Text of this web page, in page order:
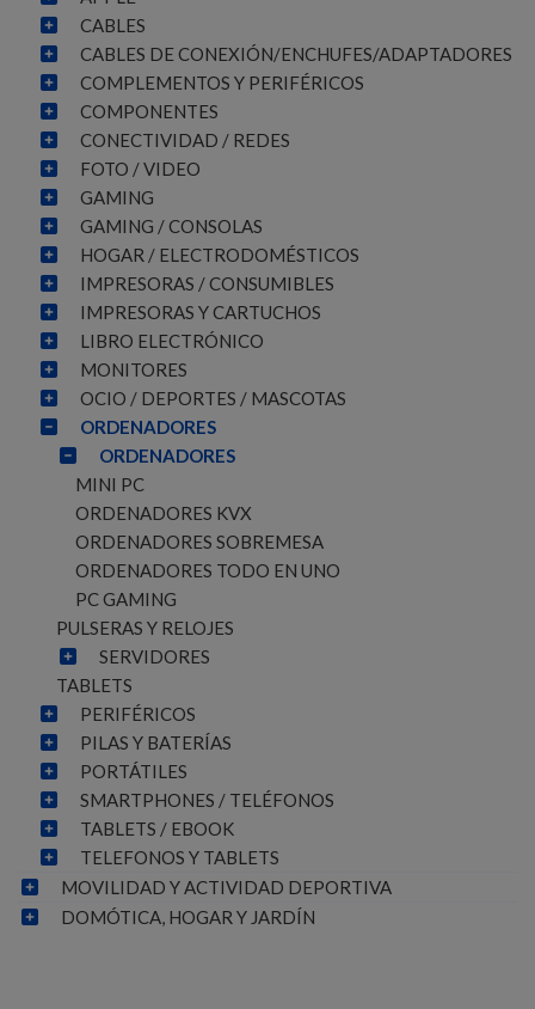
CABLES
CABLES DE CONEXIÓN/ENCHUFES/ADAPTADORES
COMPLEMENTOS Y PERIFÉRICOS
COMPONENTES
CONECTIVIDAD / REDES
FOTO / VIDEO
GAMING
GAMING / CONSOLAS
HOGAR / ELECTRODOMÉSTICOS
IMPRESORAS / CONSUMIBLES
IMPRESORAS Y CARTUCHOS
LIBRO ELECTRÓNICO
MONITORES
OCIO / DEPORTES / MASCOTAS
ORDENADORES
ORDENADORES
MINI PC
ORDENADORES KVX
ORDENADORES SOBREMESA
ORDENADORES TODO EN UNO
PC GAMING
PULSERAS Y RELOJES
SERVIDORES
TABLETS
PERIFÉRICOS
PILAS Y BATERÍAS
PORTÁTILES
SMARTPHONES / TELÉFONOS
TABLETS / EBOOK
TELEFONOS Y TABLETS
MOVILIDAD Y ACTIVIDAD DEPORTIVA
DOMÓTICA, HOGAR Y JARDÍN